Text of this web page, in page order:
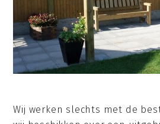
Wij werken slechts met de